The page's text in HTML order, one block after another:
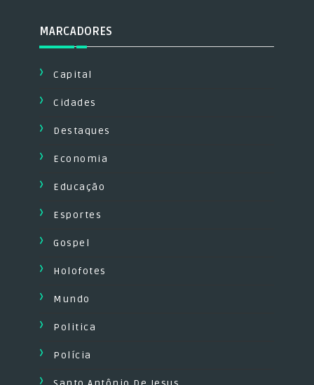
MARCADORES
Capital
Cidades
Destaques
Economia
Educação
Esportes
Gospel
Holofotes
Mundo
Politica
Polícia